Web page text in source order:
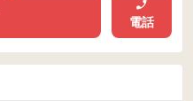
電話